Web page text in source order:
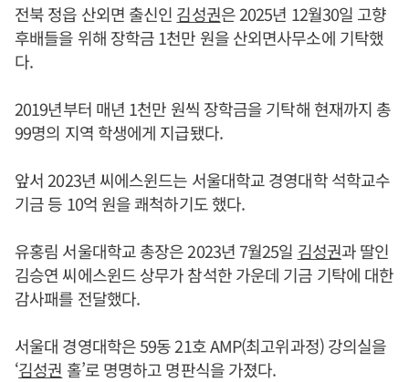
전북 정읍 산외면 출신인 김성권은 2025년 12월30일 고향
후배들을 위해 장학금 1천만 원을 산외면사무소에 기탁했
다.
2019년부터 매년 1천만 원씩 장학금을 기탁해 현재까지 총
99명의 지역 학생에게 지급됐다.
앞서 2023년 씨에스윈드는 서울대학교 경영대학 석학교수
기금 등 10억 원을 쾌척하기도 했다.
유홍림 서울대학교 총장은 2023년 7월25일 김성권과 딸인
김승연 씨에스윈드 상무가 참석한 가운데 기금 기탁에 대한
감사패를 전달했다.
서울대 경영대학은 59동 21호 AMP(최고위과정) 강의실을
‘김성권 홀’로 명명하고 명판식을 가졌다.